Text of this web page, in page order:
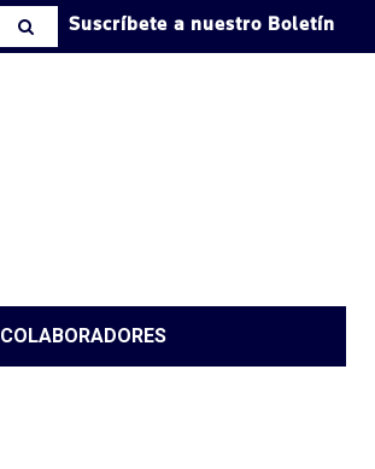
Suscríbete a nuestro Boletín
COLABORADORES